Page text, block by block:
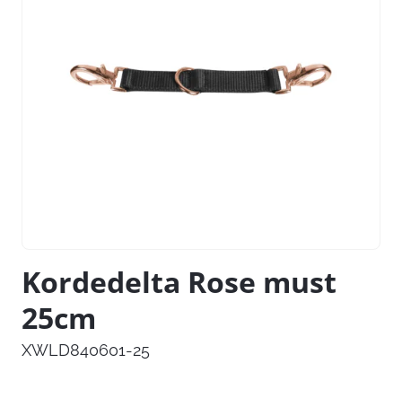
Kordedelta Rose must
25cm
XWLD840601-25